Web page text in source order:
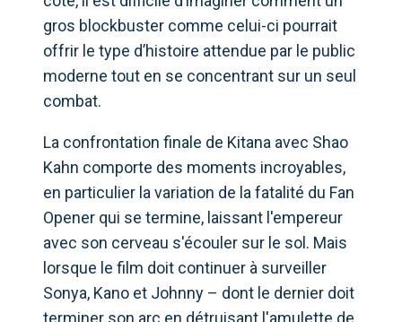
gros blockbuster comme celui-ci pourrait
offrir le type d’histoire attendue par le public
moderne tout en se concentrant sur un seul
combat.
La confrontation finale de Kitana avec Shao
Kahn comporte des moments incroyables,
en particulier la variation de la fatalité du Fan
Opener qui se termine, laissant l'empereur
avec son cerveau s'écouler sur le sol. Mais
lorsque le film doit continuer à surveiller
Sonya, Kano et Johnny – dont le dernier doit
terminer son arc en détruisant l'amulette de